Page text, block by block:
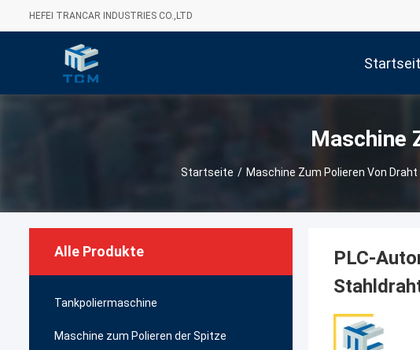
HEFEI TRANCAR INDUSTRIES CO.,LTD
Maschine
Startseite / Maschine Zum Polieren Von Draht
Alle Produkte
Tankpoliermaschine
Maschine zum Polieren der Spitze
PLC-